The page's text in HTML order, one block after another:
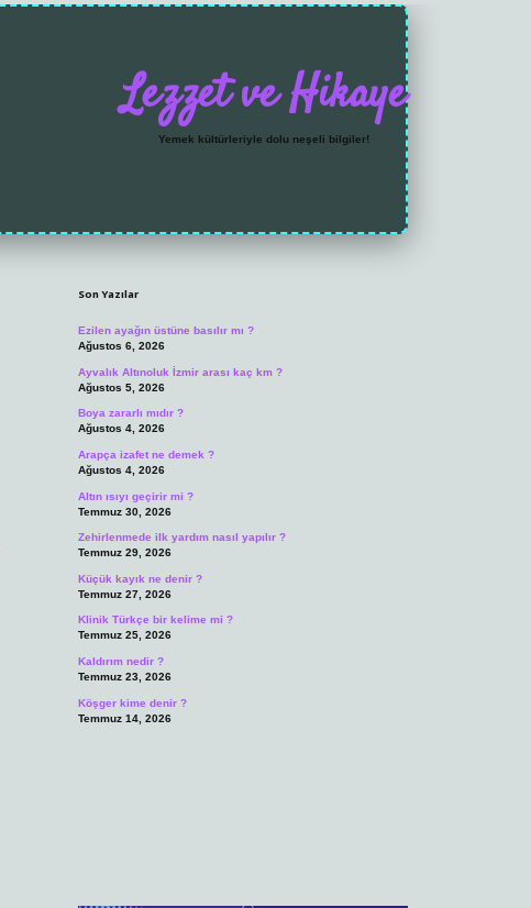
Lezzet ve Hikaye
Yemek kültürleriyle dolu neşeli bilgiler!
Sidebar
Son Yazılar
Ezilen ayağın üstüne basılır mı ?
Ağustos 6, 2026
Ayvalık Altınoluk İzmir arası kaç km ?
Ağustos 5, 2026
Boya zararlı mıdır ?
Ağustos 4, 2026
Arapça izafet ne demek ?
Ağustos 4, 2026
Altın ısıyı geçirir mi ?
Temmuz 30, 2026
Zehirlenmede ilk yardım nasıl yapılır ?
Temmuz 29, 2026
Küçük kayık ne denir ?
Temmuz 27, 2026
Klinik Türkçe bir kelime mi ?
Temmuz 25, 2026
Kaldırım nedir ?
Temmuz 23, 2026
Köşger kime denir ?
Temmuz 14, 2026